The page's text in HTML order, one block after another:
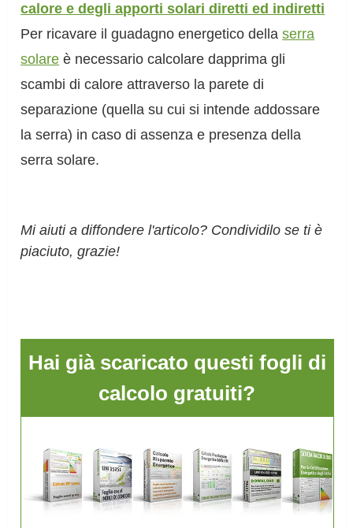
calore e degli apporti solari diretti ed indiretti
Per ricavare il guadagno energetico dellaserra
solare è necessario calcolare dapprima gli
scambi di calore attraverso la parete di
separazione (quella su cui si intende addossare
la serra) in caso di assenza e presenza della
serra solare.
Mi aiuti a diffondere l'articolo? Condividilo se ti è
piaciuto, grazie!
Hai già scaricato questi fogli di
calcolo gratuiti?